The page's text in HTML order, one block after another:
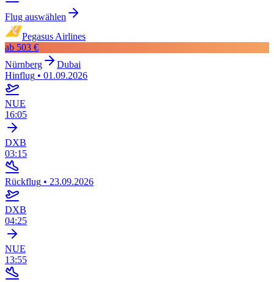
Flug auswählen
Pegasus Airlines
ab 503 €
Nürnberg
Dubai
Hinflug • 01.09.2026
NUE
16:05
DXB
03:15
Rückflug • 23.09.2026
DXB
04:25
NUE
13:55